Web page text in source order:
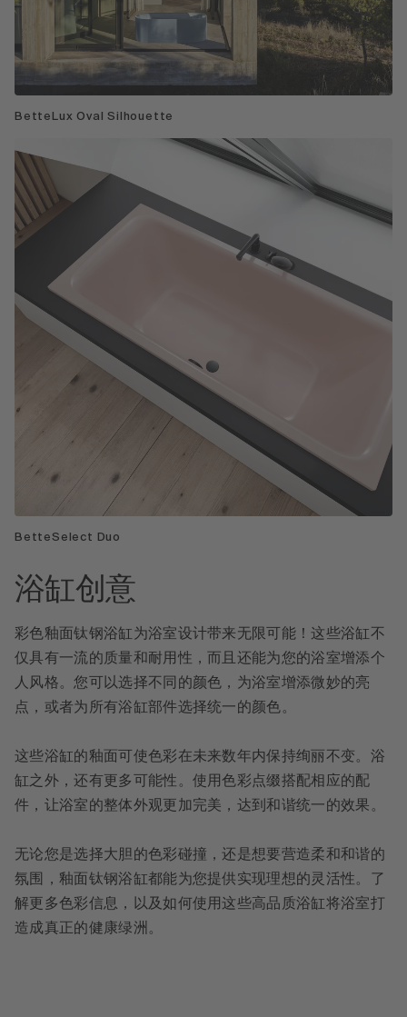
BetteLux Oval Silhouette
BetteSelect Duo
浴缸创意
彩色釉面钛钢浴缸为浴室设计带来无限可能！这些浴缸不
仅具有一流的质量和耐用性，而且还能为您的浴室增添个
人风格。您可以选择不同的颜色，为浴室增添微妙的亮
点，或者为所有浴缸部件选择统一的颜色。
这些浴缸的釉面可使色彩在未来数年内保持绚丽不变。浴
缸之外，还有更多可能性。使用色彩点缀搭配相应的配
件，让浴室的整体外观更加完美，达到和谐统一的效果。
无论您是选择大胆的色彩碰撞，还是想要营造柔和和谐的
氛围，釉面钛钢浴缸都能为您提供实现理想的灵活性。了
解更多色彩信息，以及如何使用这些高品质浴缸将浴室打
造成真正的健康绿洲。